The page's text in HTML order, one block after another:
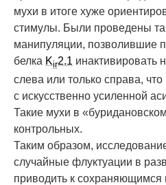
мухи в итоге хуже
стимулы. Были проведены
манипуляции, позволившие
белка Kir2.1 инактивировать
слева или только справа,
с искусственно усиленной
Такие мухи в
контрольных.
Таким образом,
случайные флуктуации в
приводить к сохраняющимся